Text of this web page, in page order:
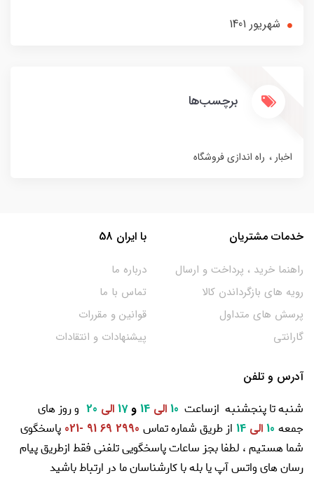
شهریور 1401
برچسب‌ها
اخبار راه اندازی فروشگاه
خدمات مشتریان
راهنما خرید ، پرداخت و ارسال
رویه های بازگرداندن کالا
پرسش های متداول
گارانتی
با ایران 58
درباره ما
تماس با ما
قوانین و مقررات
پیشنهادات و انتقادات
آدرس و تلفن
شنبه تا پنجشنبه ازساعت 10 الی و17 الی
و روز های
جمعه
الی از طریق شماره تماس 2990 69 91 -021
پاسخگوی
شما هستیم ، لطفا بجز ساعات پاسخگویی تلفنی فقط ازطریق پیام
رسان های واتس آپ یا بله با کارشناسان ما در ارتباط باشید